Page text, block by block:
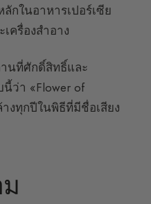
กในอาหารเปอร์เซีย
ครื่องสำอาง
นที่ศักดิ์สิทธิ์และ
ว่า «Flower of
างทุกปีในพิธีที่มีชื่อเสียง